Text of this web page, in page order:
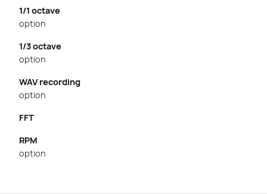
1/1 octave
option
1/3 octave
option
WAV recording
option
FFT
RPM
option